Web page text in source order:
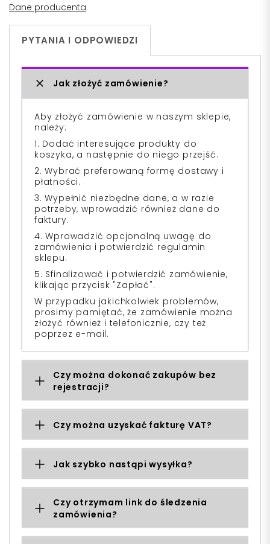
Dane producenta
PYTANIA I ODPOWIEDZI
Jak złożyć zamówienie?
Aby złożyć zamówienie w naszym sklepie,
należy:
1. Dodać interesujące produkty do
koszyka, a następnie do niego przejść.
2. Wybrać preferowaną formę dostawy i
płatności.
3. Wypełnić niezbędne dane, a w razie
potrzeby, wprowadzić również dane do
faktury.
4. Wprowadzić opcjonalną uwagę do
zamówienia i potwierdzić regulamin
sklepu.
5. Sfinalizować i potwierdzić zamówienie,
klikając przycisk "Zapłać".
W przypadku jakichkolwiek problemów,
prosimy pamiętać, że zamówienie można
złożyć również i telefonicznie, czy też
poprzez e-mail.
Czy można dokonać zakupów bez
rejestracji?
Czy można uzyskać fakturę VAT?
Jak szybko nastąpi wysyłka?
Czy otrzymam link do śledzenia
zamówienia?